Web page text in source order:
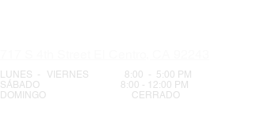
LUNES - VIERNES 8:00 - 5:00 PM
SÁBADO 8:00 - 12:00 PM
DOMINGO CERRADO